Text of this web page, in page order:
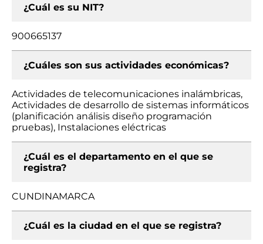
¿Cuál es su NIT?
900665137
¿Cuáles son sus actividades económicas?
Actividades de telecomunicaciones inalámbricas,
Actividades de desarrollo de sistemas informáticos
(planificación análisis diseño programación
pruebas), Instalaciones eléctricas
¿Cuál es el departamento en el que se
registra?
CUNDINAMARCA
¿Cuál es la ciudad en el que se registra?